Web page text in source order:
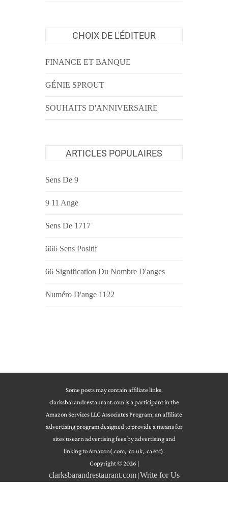
CHOIX DE L'ÉDITEUR
FINANCE ET BANQUE
GÉNIE SPROUT
SOUHAITS D'ANNIVERSAIRE
ARTICLES POPULAIRES
Sens De 9
9 11 Ange
Sens De 1717
666 Sens Positif
66 Signification Du Nombre D'anges
Numéro D'ange 1122
Some posts may contain affiliate links.
clarksbarandrestaurant.com is a participant in the
Amazon Services LLC Associates Program, an affiliate
advertising program designed to provide a means for
sites to earn advertising fees by advertising and
linking to Amazon(.com, .co.uk, .ca etc).
Copyright © 2026 |
clarksbarandrestaurant.com|Write for Us